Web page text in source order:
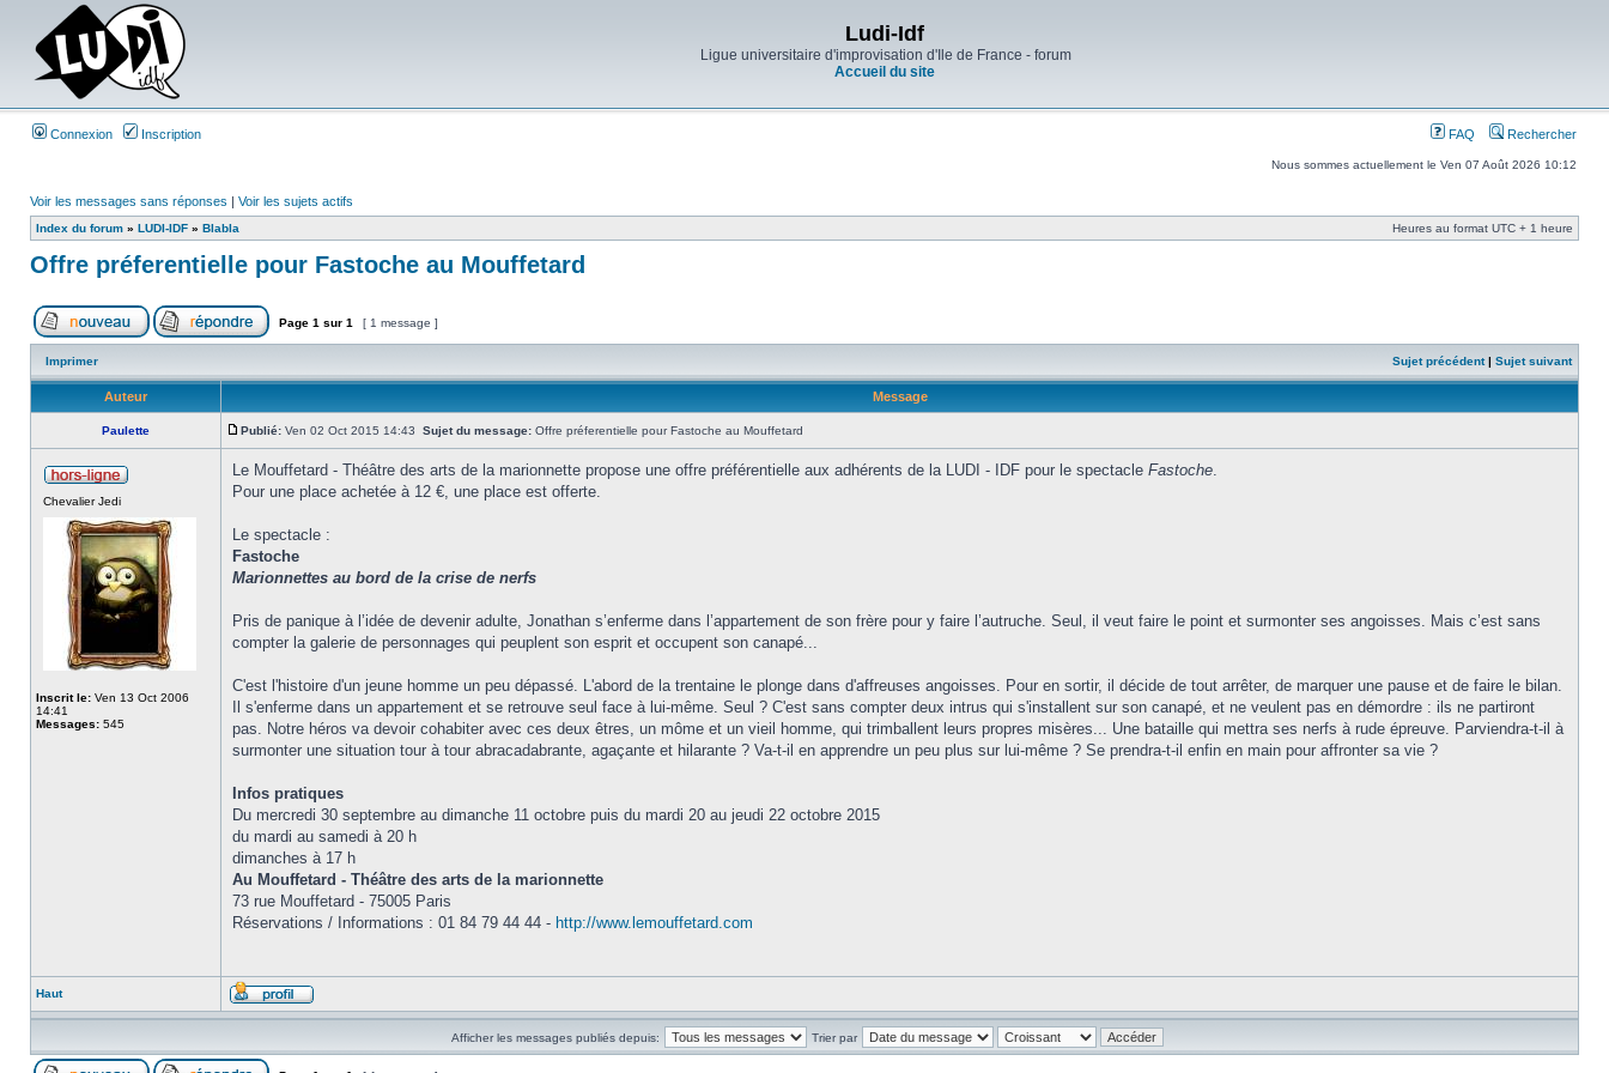
Ludi-Idf
Ligue universitaire d'improvisation d'Ile de France - forum
Accueil du site
Connexion Inscription FAQ Rechercher
Nous sommes actuellement le Ven 07 Août 2026 10:12
Voir les messages sans réponses | Voir les sujets actifs
Index du forum » LUDI-IDF » Blabla Heures au format UTC + 1 heure
Offre préferentielle pour Fastoche au Mouffetard
Page 1 sur 1 [ 1 message ]
Imprimer Sujet précédent| Sujet suivant
Auteur Message
Paulette Publié: Ven 02 Oct 2015 14:43 Sujet du message: Offre préferentielle pour Fastoche au Mouffetard
Chevalier Jedi
Inscrit le: Ven 13 Oct 2006
14:41
Messages: 545
Le Mouffetard - Théâtre des arts de la marionnette propose une offre préférentielle aux adhérents de la LUDI - IDF pour le spectacle Fastoche.
Pour une place achetée à 12 €, une place est offerte.
Le spectacle :
Fastoche
Marionnettes au bord de la crise de nerfs
Pris de panique à l’idée de devenir adulte, Jonathan s’enferme dans l’appartement de son frère pour y faire l’autruche. Seul, il veut faire le point et surmonter ses angoisses. Mais c’est sans
compter la galerie de personnages qui peuplent son esprit et occupent son canapé...
C'est l'histoire d'un jeune homme un peu dépassé. L'abord de la trentaine le plonge dans d'affreuses angoisses. Pour en sortir, il décide de tout arrêter, de marquer une pause et de faire le bilan.
Il s'enferme dans un appartement et se retrouve seul face à lui-même. Seul ? C'est sans compter deux intrus qui s'installent sur son canapé, et ne veulent pas en démordre : ils ne partiront
pas. Notre héros va devoir cohabiter avec ces deux êtres, un môme et un vieil homme, qui trimballent leurs propres misères... Une bataille qui mettra ses nerfs à rude épreuve. Parviendra-t-il à
surmonter une situation tour à tour abracadabrante, agaçante et hilarante ? Va-t-il en apprendre un peu plus sur lui-même ? Se prendra-t-il enfin en main pour affronter sa vie ?
Infos pratiques
Du mercredi 30 septembre au dimanche 11 octobre puis du mardi 20 au jeudi 22 octobre 2015
du mardi au samedi à 20 h
dimanches à 17 h
Au Mouffetard - Théâtre des arts de la marionnette
73 rue Mouffetard - 75005 Paris
Réservations / Informations : 01 84 79 44 44 - http://www.lemouffetard.com
Haut
Afficher les messages publiés depuis: Trier par